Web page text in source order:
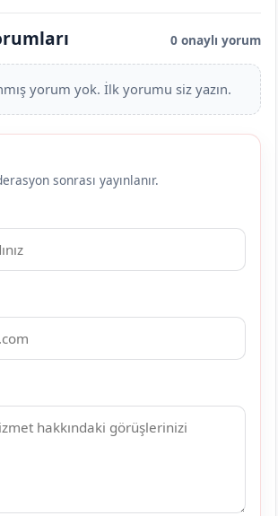
0 onaylı yorum
yorum yok. İlk yorumu siz yazın.
sonrası yayınlanır.